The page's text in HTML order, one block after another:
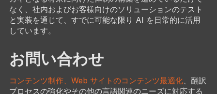
なく、社内およびお客様向けのソリューションのテスト
と実装を通じて、すでに可能な限り AI を日常的に活用
しています。
お問い合わせ
コンテンツ制作、Web サイトのコンテンツ最適化、翻訳
プロセスの強化やその他の言語関連のニーズに対応する